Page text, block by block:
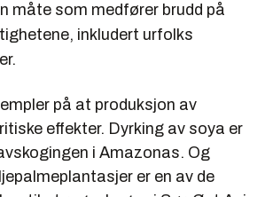
måte som medfører brudd på
inkludert urfolks
på at produksjon av
effekter. Dyrking av soya er
i Amazonas. Og
er en av de